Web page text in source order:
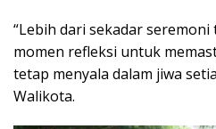
“Lebih dari sekadar
momen refleksi untuk
tetap menyala dalam jiwa
Walikota.